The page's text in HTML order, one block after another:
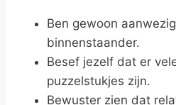
Ben gewoon
binnenstaander.
Besef jezelf dat er
puzzelstukjes zijn.
Bewuster zien dat